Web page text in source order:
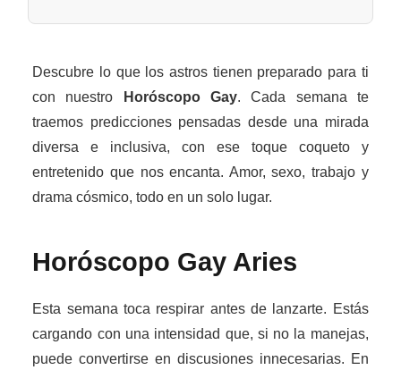
Descubre lo que los astros tienen preparado para ti
con nuestro
Horóscopo Gay. Cada semana te
traemos predicciones pensadas desde una mirada
diversa e inclusiva, con ese toque coqueto y
entretenido que nos encanta. Amor, sexo, trabajo y
drama cósmico, todo en un solo lugar.
Horóscopo Gay Aries
Esta semana toca respirar antes de lanzarte. Estás
cargando con una intensidad que, si no la manejas,
puede convertirse en discusiones innecesarias. En